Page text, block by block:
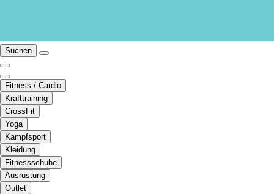
Suchen
Fitness / Cardio
Krafttraining
CrossFit
Yoga
Kampfsport
Kleidung
Fitnessschuhe
Ausrüstung
Outlet